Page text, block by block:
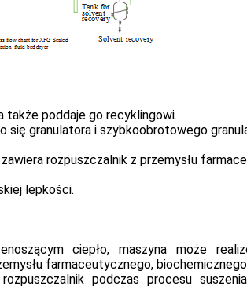
także poddaje go recyklingowi.
się granulatora i szybkoobrotowego
rozpuszczalnik z przemysłu
lepkości.
ciepło, maszyna może
farmaceutycznego,
podczas procesu